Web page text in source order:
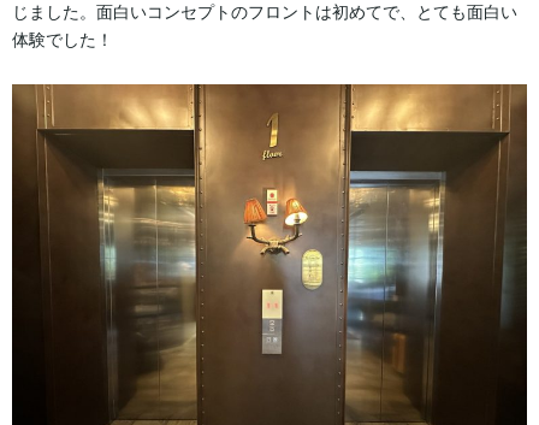
じました。面白いコンセプトのフロントは初めてで、とても面白い
体験でした！